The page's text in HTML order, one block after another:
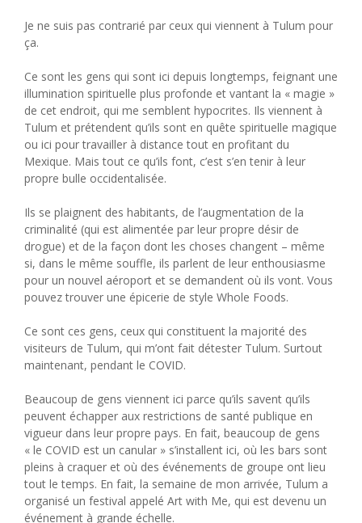
Je ne suis pas contrarié par ceux qui viennent à Tulum pour
ça.
Ce sont les gens qui sont ici depuis longtemps, feignant une
illumination spirituelle plus profonde et vantant la « magie »
de cet endroit, qui me semblent hypocrites. Ils viennent à
Tulum et prétendent qu’ils sont en quête spirituelle magique
ou ici pour travailler à distance tout en profitant du
Mexique. Mais tout ce qu’ils font, c’est s’en tenir à leur
propre bulle occidentalisée.
Ils se plaignent des habitants, de l’augmentation de la
criminalité (qui est alimentée par leur propre désir de
drogue) et de la façon dont les choses changent – même
si, dans le même souffle, ils parlent de leur enthousiasme
pour un nouvel aéroport et se demandent où ils vont. Vous
pouvez trouver une épicerie de style Whole Foods.
Ce sont ces gens, ceux qui constituent la majorité des
visiteurs de Tulum, qui m’ont fait détester Tulum. Surtout
maintenant, pendant le COVID.
Beaucoup de gens viennent ici parce qu’ils savent qu’ils
peuvent échapper aux restrictions de santé publique en
vigueur dans leur propre pays. En fait, beaucoup de gens
« le COVID est un canular » s’installent ici, où les bars sont
pleins à craquer et où des événements de groupe ont lieu
tout le temps. En fait, la semaine de mon arrivée, Tulum a
organisé un festival appelé Art with Me, qui est devenu un
événement à grande échelle.